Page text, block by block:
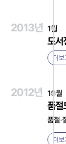
2013년 1월
도서
더보
2012년 10월
품절
품절·
더보